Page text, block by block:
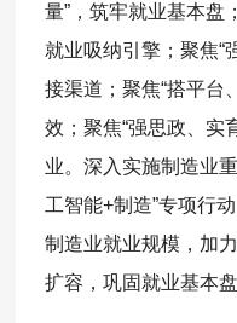
量”，筑牢就业基本盘
就业吸纳引擎；聚焦“
接渠道；聚焦“搭平台
效；聚焦“强思政、实
业。深入实施制造业
工智能+制造”专项行
制造业就业规模，加
扩容，巩固就业基本